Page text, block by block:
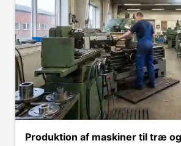
Produktion af maskiner til træ